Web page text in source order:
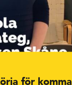
för komma